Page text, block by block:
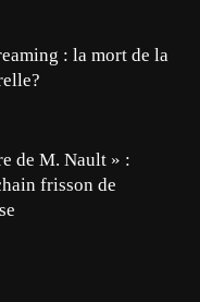
: la mort de la
de M. Nault » :
frisson de